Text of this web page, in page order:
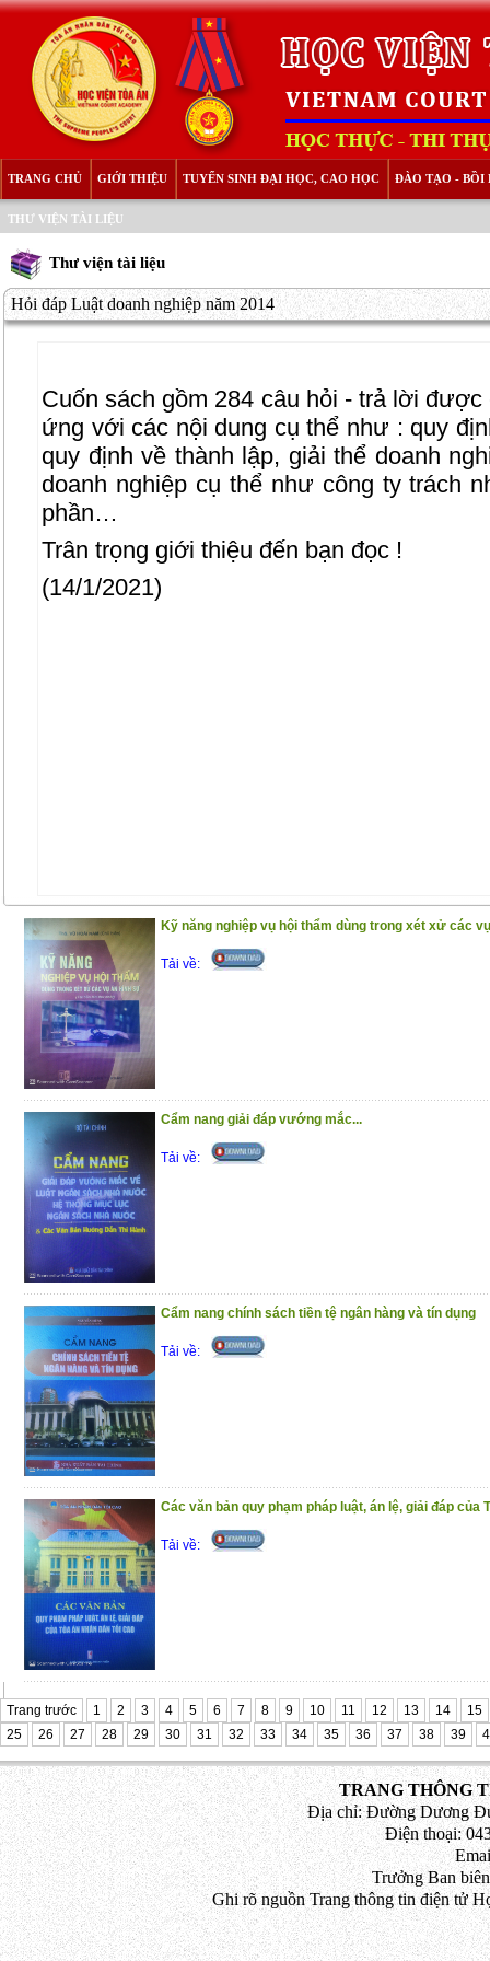
TRANG CHỦ GIỚI THIỆU TUYỂN SINH ĐẠI HỌC, CAO HỌC ĐÀO TẠO - BỒI
THƯ VIỆN TÀI LIỆU
Thư viện tài liệu
Hỏi đáp Luật doanh nghiệp năm 2014
Cuốn sách gồm 284 câu hỏi - trả lời
ứng với các nội dung cụ thể như : quy
quy định về thành lập, giải thể doanh
doanh nghiệp cụ thể như công ty trách
phần…
Trân trọng giới thiệu đến bạn đọc !
(14/1/2021)
Kỹ năng nghiệp vụ hội thẩm dùng trong xét xử các
Tải về:
Cẩm nang giải đáp vướng mắc...
Tải về:
Cẩm nang chính sách tiền tệ ngân hàng và tín dụng
Tải về:
Các văn bản quy phạm pháp luật, án lệ, giải đáp của
Tải về:
Trang trước 1 2 3 4 5 6 7 8 9 10 11 12 13 14
15
25
26 27 28 29 30 31 32 33 34 35 36 37 38 39
TRANG THÔNG
Địa chỉ: Đường Dương
Điện thoại:
Trưởng Ban
Ghi rõ nguồn Trang thông tin điện tử